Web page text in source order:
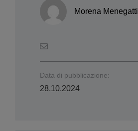
Morena Menegatti
Data di pubblicazione:
28.10.2024